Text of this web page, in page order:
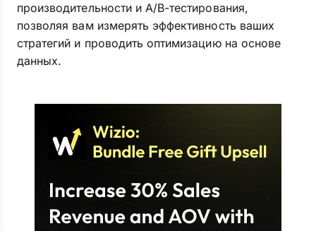
производительности и A/B-тестирования,
позволяя вам измерять эффективность ваших
стратегий и проводить оптимизацию на основе
данных.